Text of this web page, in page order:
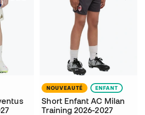
NOUVEAUTÉ ENFANT
Short Enfant AC Milan
Training 2026-2027